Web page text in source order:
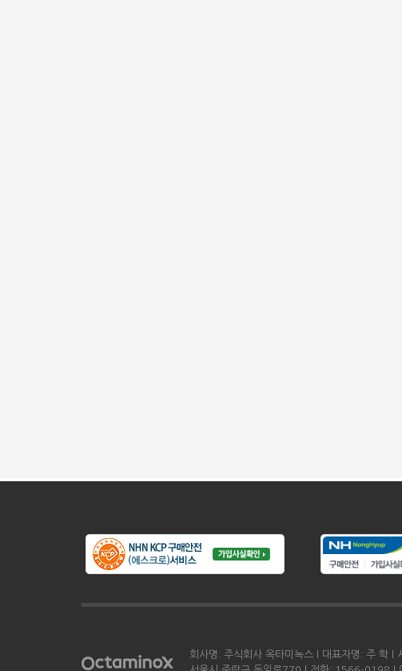
회사명: 주식회사 옥타미녹스 l 대표자명: 주